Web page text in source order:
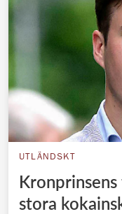
UTLÄNDSKT
stora